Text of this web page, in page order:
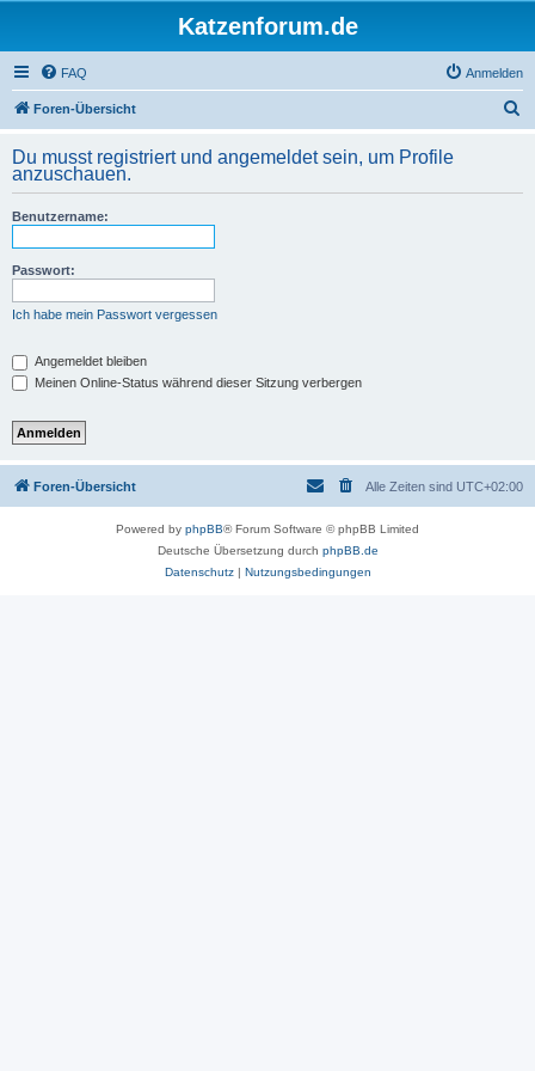
Katzenforum.de
FAQ Anmelden
Foren-Übersicht
h
Du musst registriert und angemeldet sein, um Profile
anzuschauen.
Benutzername:
Passwort:
Ich habe mein Passwort vergessen
Angemeldet bleiben
Meinen Online-Status während dieser Sitzung verbergen
Foren-Übersicht Alle Zeiten sind UTC+02:00
Powered by phpBB® Forum Software © phpBB Limited
Deutsche Übersetzung durch phpBB.de
Datenschutz| Nutzungsbedingungen